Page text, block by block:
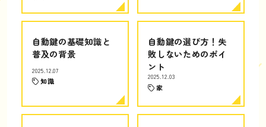
自動鍵の基礎知識と
普及の背景
2025.12.07
知識
自動鍵の選び方！失
敗しないためのポイ
ント
2025.12.03
家